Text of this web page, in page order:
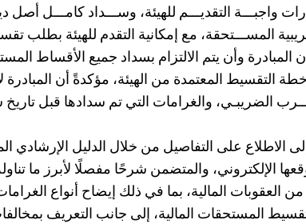
واجبـــة التقديـــم للهيئة، وســـداد كامـــل أصل
المســـتحقة، مع إمكانية التقدم للهيئة بطلب
المبادرة وأن يتم الالتزام بسداد جميع الأقساط
التقسيط المعتمدة من الهيئة، مؤكدةً أن المبادرة
الضريبـي، والغرامات التي تم سدادها قبل تاريخ
الاطلاع على التفاصيل من خلال الدليل الإرشادي
الإلكتروني، والمتضمن شرحًا مفصلًا لأبرز ما
من العقوبات المالية، بما في ذلك إيضاح أنواع
المستحقات المالية، إلى جانب التعريف